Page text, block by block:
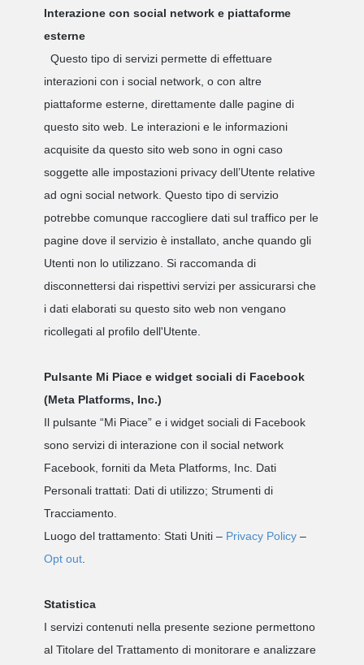
Interazione con social network e piattaforme
esterne
Questo tipo di servizi permette di effettuare
interazioni con i social network, o con altre
piattaforme esterne, direttamente dalle pagine di
questo sito web. Le interazioni e le informazioni
acquisite da questo sito web sono in ogni caso
soggette alle impostazioni privacy dell’Utente relative
ad ogni social network. Questo tipo di servizio
potrebbe comunque raccogliere dati sul traffico per le
pagine dove il servizio è installato, anche quando gli
Utenti non lo utilizzano. Si raccomanda di
disconnettersi dai rispettivi servizi per assicurarsi che
i dati elaborati su questo sito web non vengano
ricollegati al profilo dell'Utente.
Pulsante Mi Piace e widget sociali di Facebook
(Meta Platforms, Inc.)
Il pulsante “Mi Piace” e i widget sociali di Facebook
sono servizi di interazione con il social network
Facebook, forniti da Meta Platforms, Inc. Dati
Personali trattati: Dati di utilizzo; Strumenti di
Tracciamento.
Luogo del trattamento: Stati Uniti – Privacy Policy –
Opt out
Statistica
I servizi contenuti nella presente sezione permettono
al Titolare del Trattamento di monitorare e analizzare